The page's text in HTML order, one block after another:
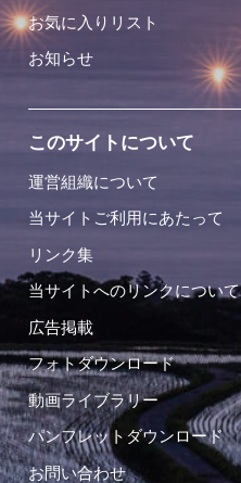
お気に入りリスト
お知らせ
このサイトについて
運営組織について
当サイトご利用にあたって
リンク集
当サイトへのリンクについて
広告掲載
フォトダウンロード
動画ライブラリー
パンフレットダウンロード
お問い合わせ